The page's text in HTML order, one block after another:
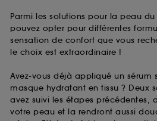
Parmi les solutions pour la peau
pouvez opter pour différentes
sensation de confort que vous
le choix est extraordinaire !
Avez-vous déjà appliqué un sérum
masque hydratant en tissu ? Deux
avez suivi les étapes précédentes,
votre peau et la rendront aussi